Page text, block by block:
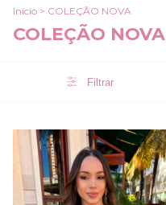
Início > COLEÇÃO NOVA
COLEÇÃO NOVA
Filtrar